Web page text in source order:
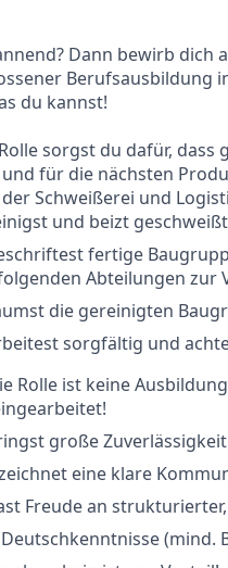
Dann bewirb dich
Berufsausbildung
du kannst!
sorgst du dafür,
für die nächsten
Schweißerei und
und beizt
fertige
Abteilungen zur
die gereinigten
sorgfältig und
Rolle ist keine
große
eine klare
Freude an
(mind.